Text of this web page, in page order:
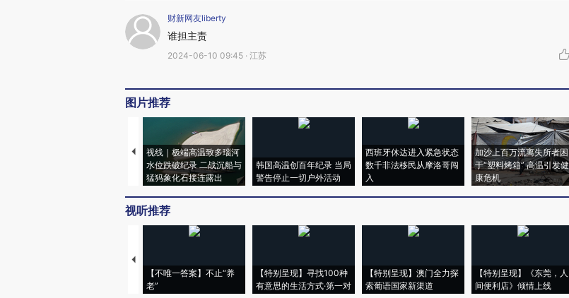
财新网友liberty
谁担主责
2024-06-10 09:45 · 江苏
图片推荐
视线｜极端高温致多瑙河
水位跌破纪录 二战沉船与
猛犸象化石接连露出
韩国高温创百年纪录 当局
警告停止一切户外活动
西班牙休达进入紧急状态
数千非法移民从摩洛哥闯
入
加沙上百万流离失所者困
于“塑料烤箱” 高温引发健
康危机
视听推荐
【不唯一答案】不止“养
老”
【特别呈现】寻找100种
有意思的生活方式·第一对
【特别呈现】澳门全力探
索葡语国家新渠道
【特别呈现】《东莞，人
间便利店》倾情上线